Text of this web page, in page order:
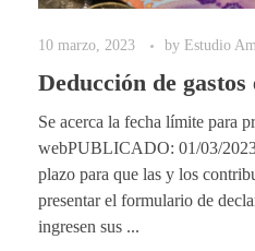
10 marzo, 2023 by Estudio
Deducción de gastos
Se acerca la fecha límite para
webPUBLICADO: 01/03/
plazo para que las y los
presentar el formulario de
ingresen sus ...